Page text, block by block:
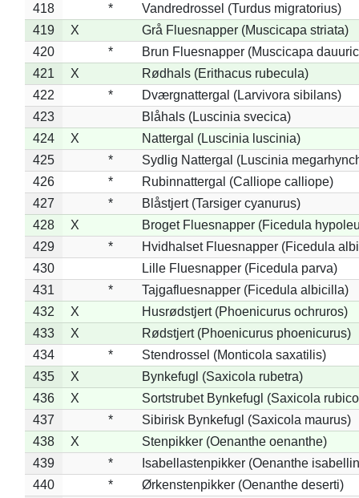
418
*
Vandredrossel (Turdus migratorius)
419
X
Grå Fluesnapper (Muscicapa striata)
420
*
Brun Fluesnapper (Muscicapa
421
X
Rødhals (Erithacus rubecula)
422
*
Dværgnattergal (Larvivora sibilans)
423
Blåhals (Luscinia svecica)
424
X
Nattergal (Luscinia luscinia)
425
*
Sydlig Nattergal (Luscinia
426
*
Rubinnattergal (Calliope calliope)
427
*
Blåstjert (Tarsiger cyanurus)
428
X
Broget Fluesnapper (Ficedula
429
*
Hvidhalset Fluesnapper (Ficedula
430
Lille Fluesnapper (Ficedula parva)
431
*
Tajgafluesnapper (Ficedula albicilla)
432
X
Husrødstjert (Phoenicurus ochruros)
433
X
Rødstjert (Phoenicurus phoenicurus)
434
*
Stendrossel (Monticola saxatilis)
435
X
Bynkefugl (Saxicola rubetra)
436
X
Sortstrubet Bynkefugl (Saxicola
437
*
Sibirisk Bynkefugl (Saxicola maurus)
438
X
Stenpikker (Oenanthe oenanthe)
439
*
Isabellastenpikker (Oenanthe
440
*
Ørkenstenpikker (Oenanthe deserti)